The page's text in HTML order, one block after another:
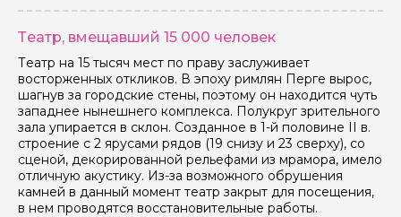
Театр, вмещавший 15 000 человек
Театр на 15 тысяч мест по праву заслуживает
восторженных откликов. В эпоху римлян Перге вырос,
шагнув за городские стены, поэтому он находится чуть
западнее нынешнего комплекса. Полукруг зрительного
зала упирается в склон. Созданное в 1-й половине II в.
строение с 2 ярусами рядов (19 снизу и 23 сверху), со
сценой, декорированной рельефами из мрамора, имело
отличную акустику. Из-за возможного обрушения
камней в данный момент театр закрыт для посещения,
в нем проводятся восстановительные работы.